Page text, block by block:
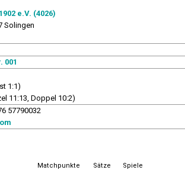
e.V. (4026)
Solingen
001
1:1)
11:13, Doppel 10:2)
57790032
Matchpunkte Sätze Spiele